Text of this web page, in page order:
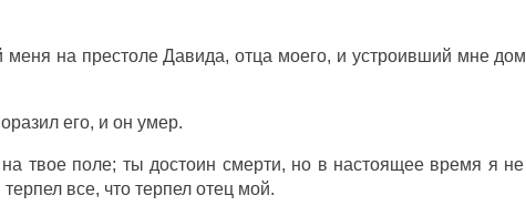
меня на престоле Давида,отца моего, и устроивший мне дом
его, и он умер.
твое поле; ты достоин смерти, но в настоящее время я не
терпелвсе, что терпел отец мой.